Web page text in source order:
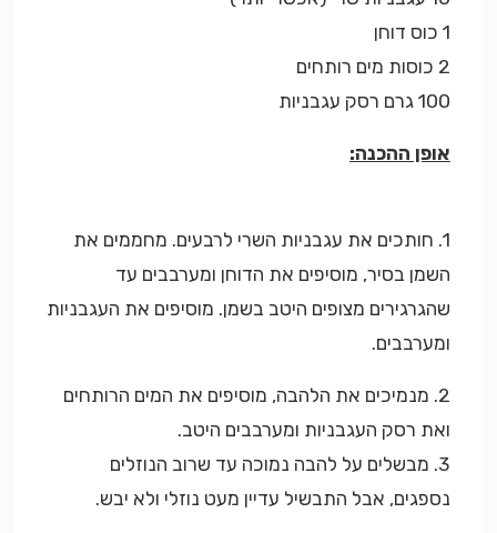
1 כוס דוחן
2 כוסות מים רותחים
100 גרם רסק עגבניות
אופן ההכנה:
1. חותכים את עגבניות השרי לרבעים. מחממים את
השמן בסיר, מוסיפים את הדוחן ומערבבים עד
שהגרגירים מצופים היטב בשמן. מוסיפים את העגבניות
ומערבבים.
2. מנמיכים את הלהבה, מוסיפים את המים הרותחים
ואת רסק העגבניות ומערבבים היטב.
3. מבשלים על להבה נמוכה עד שרוב הנוזלים
נספגים, אבל התבשיל עדיין מעט נוזלי ולא יבש.